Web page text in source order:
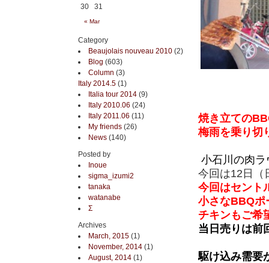
焼き立ての
梅雨を乗り切
小石川の肉
今回は12日（
今回はセント
小さなBBQポ
チキンもご希
当日売りは前
駆け込み需要
« Mar
30
31
Category
Beaujolais nouveau 2010 (2)
Blog (603)
Column (3)
Italy 2014.5 (1)
Italia tour 2014 (9)
Italy 2010.06 (24)
Italy 2011.06 (11)
My friends (26)
News (140)
Posted by
Inoue
sigma_izumi2
tanaka
watanabe
Σ
Archives
March, 2015 (1)
November, 2014 (1)
August, 2014 (1)